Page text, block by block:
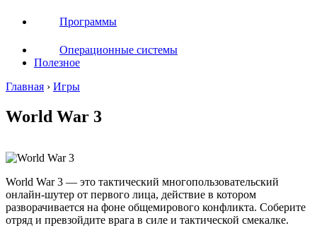
Программы
Операционные системы
Полезное
Главная › Игры
World War 3
World War 3 — это тактический многопользовательский
онлайн-шутер от первого лица, действие в котором
разворачивается на фоне общемирового конфликта. Соберите
отряд и превзойдите врага в силе и тактической смекалке.